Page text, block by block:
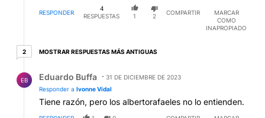
RESPONDER
4
RESPUESTAS
1 2
COMPARTIR
MARCAR
COMO
INAPROPIADO
22 respuestas más antiguas
MOSTRAR RESPUESTAS MÁS ANTIGUAS
EB Eduardo Buffa
31 DE DICIEMBRE DE 2023
Responder a Ivonne Vidal
Tiene razón, pero los albertorafaeles no lo entienden.